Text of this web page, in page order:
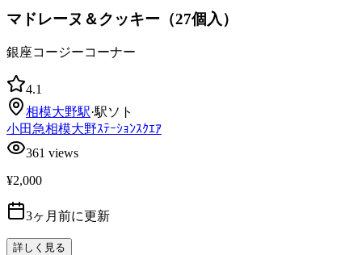
マドレーヌ＆クッキー（27個入）
銀座コージーコーナー
4.1
相模大野駅·駅ソト
小田急相模大野ｽﾃｰｼｮﾝｽｸｴｱ
361 views
¥2,000
3ヶ月前に更新
詳しく見る